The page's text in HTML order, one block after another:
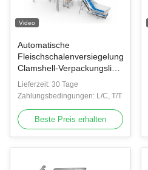
Video
Automatische
Fleischschalenversiegelungs-
Clamshell-Verpackungslinie
mit Mehrkopfwaage
Lieferzeit: 30 Tage
Zahlungsbedingungen: L/C, T/T
Beste Preis erhalten